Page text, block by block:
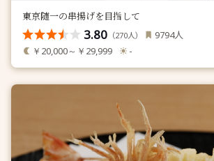
東京随一の串揚げを目指して
3.80 （270人） 9794人
￥20,000～￥29,999 -